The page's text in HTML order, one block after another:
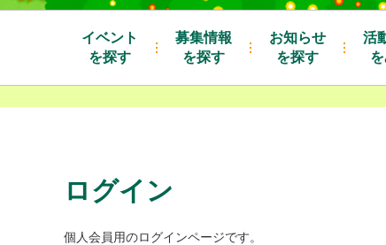
イベント
を探す
募集情報
を探す
お知らせ
を探す
活
ログイン
個人会員用のログインページです。